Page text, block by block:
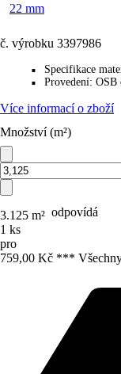
22 mm
č. výrobku 3397986
■ Specifikace
■ Provedení: OSB
Více informací o zboží
Množství (m²)
3.125 m² odpovídá
1 ks
pro
759,00 Kč ***